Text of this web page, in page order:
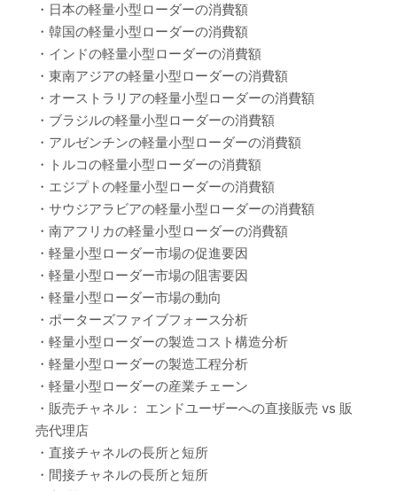
・日本の軽量小型ローダーの消費額
・韓国の軽量小型ローダーの消費額
・インドの軽量小型ローダーの消費額
・東南アジアの軽量小型ローダーの消費額
・オーストラリアの軽量小型ローダーの消費額
・ブラジルの軽量小型ローダーの消費額
・アルゼンチンの軽量小型ローダーの消費額
・トルコの軽量小型ローダーの消費額
・エジプトの軽量小型ローダーの消費額
・サウジアラビアの軽量小型ローダーの消費額
・南アフリカの軽量小型ローダーの消費額
・軽量小型ローダー市場の促進要因
・軽量小型ローダー市場の阻害要因
・軽量小型ローダー市場の動向
・ポーターズファイブフォース分析
・軽量小型ローダーの製造コスト構造分析
・軽量小型ローダーの製造工程分析
・軽量小型ローダーの産業チェーン
・販売チャネル： エンドユーザーへの直接販売 vs 販
売代理店
・直接チャネルの長所と短所
・間接チャネルの長所と短所